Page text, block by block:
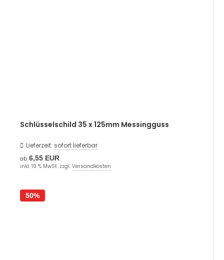
Schlüsselschild 35 x 125mm Messingguss
Lieferzeit: sofort lieferbar
ab 6,55 EUR
inkl. 19 % MwSt. zzgl. Versandkosten
50%